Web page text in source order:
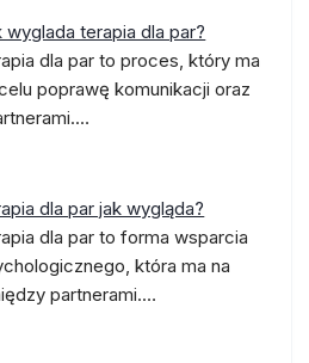
wyglada terapia dla par?
dla par to proces, który ma
poprawę komunikacji oraz
dla par jak wygląda?
dla par to forma wsparcia
która ma na
partnerami.…